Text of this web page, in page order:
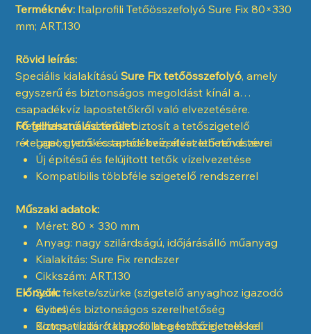
Terméknév: Italprofili Tetőösszefolyó Sure Fix 80×330
mm; ART.130
Rövid leírás:
Speciális kialakításúSure Fix tetőösszefolyó, amely
egyszerű és biztonságos megoldást kínál a
csapadékvíz lapostetőkről való elvezetésére.
Megbízható vízzárást biztosít a tetőszigetelő
réteggel, gyors és tartós beépítést lehetővé téve.
Fő felhasználási terület:
Lapos tetők csapadékvíz-elvezető rendszerei
Új építésű és felújított tetők vízelvezetése
Kompatibilis többféle szigetelő rendszerrel
Műszaki adatok:
Méret: 80 × 330 mm
Anyag: nagy szilárdságú, időjárásálló műanyag
Kialakítás: Sure Fix rendszer
Cikkszám: ART.130
Szín: fekete/szürke (szigetelő anyaghoz igazodó
kivitel)
Kompatibilis: Italprofili kiegészítő elemekkel
Előnyök:
Gyors és biztonságos szerelhetőség
Biztos, vízzáró kapcsolat a tetőszigeteléssel